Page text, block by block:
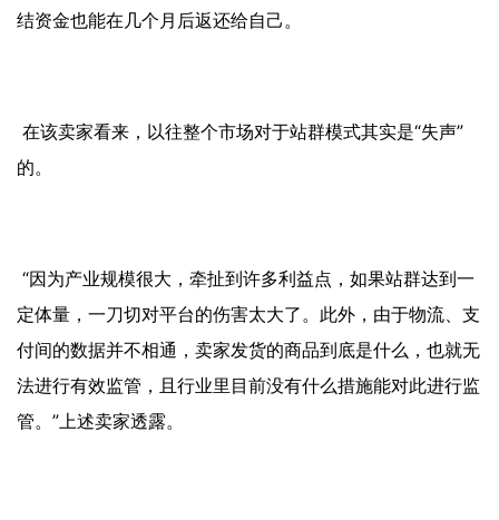
结资金也能在几个月后返还给自己。
在该卖家看来，以往整个市场对于站群模式其实是“失声”
的。
“因为产业规模很大，牵扯到许多利益点，如果站群达到一
定体量，一刀切对平台的伤害太大了。此外，由于物流、支
付间的数据并不相通，卖家发货的商品到底是什么，也就无
法进行有效监管，且行业里目前没有什么措施能对此进行监
管。”上述卖家透露。